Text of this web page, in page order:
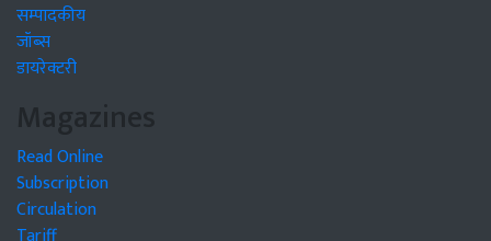
सम्पादकीय
जॉब्स
डायरेक्टरी
Magazines
Read Online
Subscription
Circulation